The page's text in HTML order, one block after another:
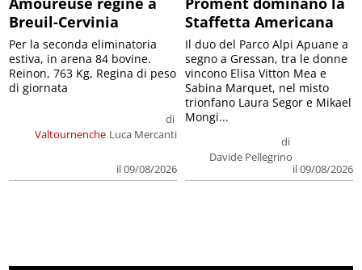
Breuil-Cervinia
Valtournenche
di
Luca Mercanti
il 09/08/2026
Per la seconda eliminatoria
estiva, in arena 84 bovine.
Reinon, 763 Kg, Regina di peso
di giornata
Staffetta Americana
di
Davide Pellegrino
il 09/08/2026
Il duo del Parco Alpi Apuane a
segno a Gressan, tra le donne
vincono Elisa Vitton Mea e
Sabina Marquet, nel misto
trionfano Laura Segor e Mikael
Mongi...